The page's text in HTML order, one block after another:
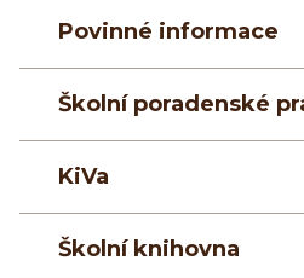
Povinné informace
Školní poradenské
KiVa
Školní knihovna